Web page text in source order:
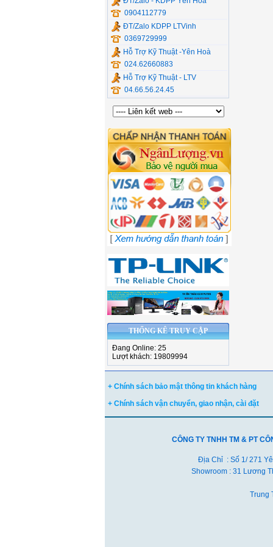
0904112779
ĐT/Zalo KDPP LTVinh
0369729999
Hỗ Trợ Kỹ Thuật -Yên Hoà
024.62660883
Hỗ Trợ Kỹ Thuật - LTV
04.66.56.24.45
THỐNG KÊ TRUY CẬP
Đang Online: 25
Lượt khách: 19809994
+ Chính sách bảo mật thông tin khách hàng
+ Chính sách vận chuyển, giao nhận, cài đặt
CÔNG TY TNHH TM & PT
Địa Chỉ : Số 1/ 271
Showroom : 31 Lương
Trung